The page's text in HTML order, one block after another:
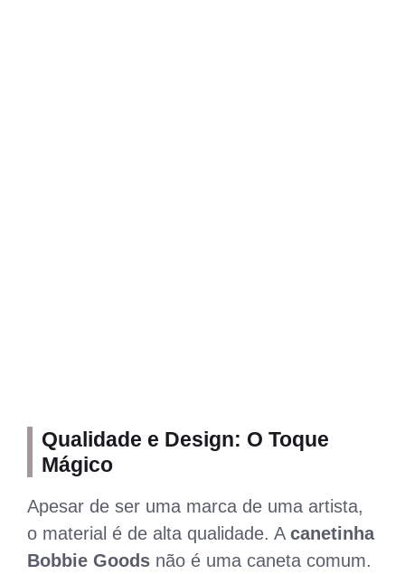
Qualidade e Design: O Toque
Mágico
Apesar de ser uma marca de uma artista,
o material é de alta qualidade. A canetinha
Bobbie Goods não é uma caneta comum.